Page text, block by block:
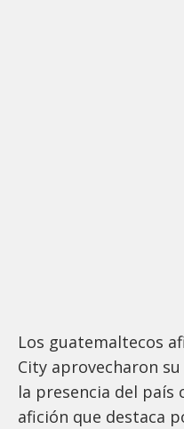
Los guatemaltecos
City aprovecharon
la presencia del
afición que destaca